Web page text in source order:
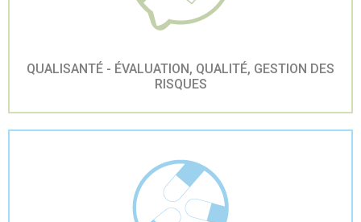
QUALISANTÉ - ÉVALUATION, QUALITÉ, GESTION DES
RISQUES